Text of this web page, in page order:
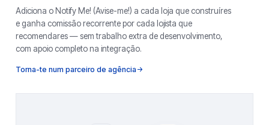
Adiciona o Notify Me! (Avise-me!) a cada loja que construíres
e ganha comissão recorrente por cada lojista que
recomendares — sem trabalho extra de desenvolvimento,
com apoio completo na integração.
Torna-te num parceiro de agência